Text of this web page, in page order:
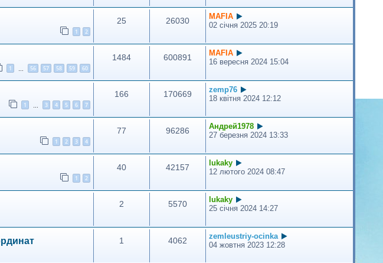
1 2
25 26030
MAFIA
02 січня 2025 20:19
1 56 57 58 59 60
1484 600891
MAFIA
16 вересня 2024 15:04
1 3 4 5 6 7
166 170669
zemp76
18 квітня 2024 12:12
1 2 3 4
77 96286
Андрей1978
27 березня 2024 13:33
1 2
40 42157
lukaky
12 лютого 2024 08:47
2 5570
lukaky
25 січня 2024 14:27
1 4062
zemleustriy-ocinka
04 жовтня 2023 12:28